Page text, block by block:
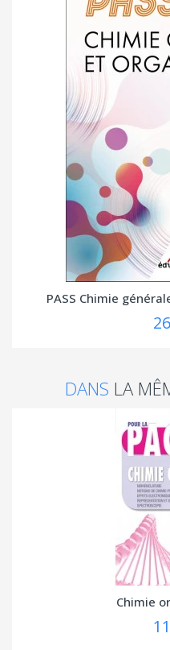
PASS Chimie
DANS LA
Chimie